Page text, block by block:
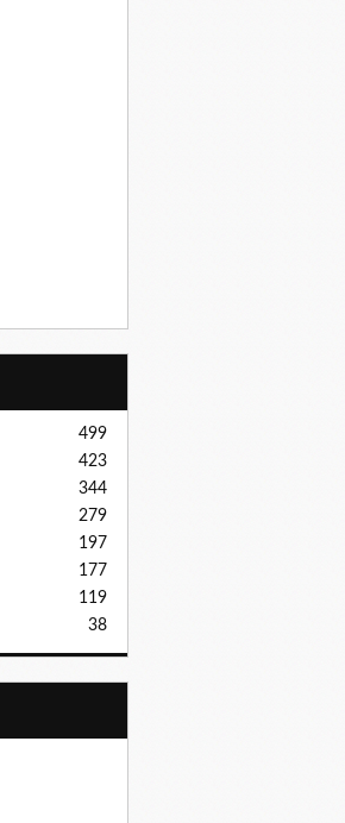
499
423
344
279
197
177
119
38